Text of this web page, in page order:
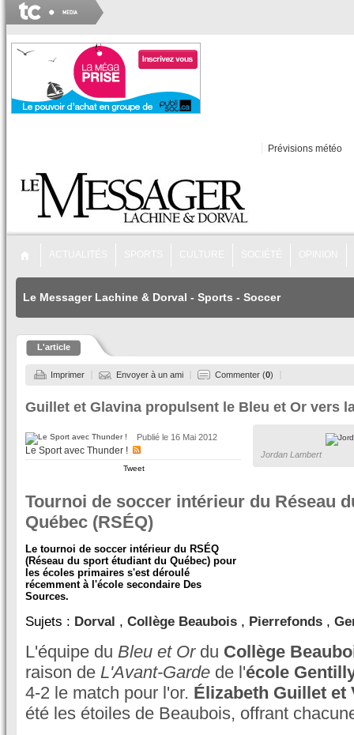
Prévisions météo
Le Messager Lachine & Dorval - Sports - Soccer
L'article
Imprimer Envoyer à un ami Commenter (0)
Guillet et Glavina propulsent le Bleu et Or vers
Jordan Lambert
Publié le 16 Mai 2012
Le Sport avec Thunder !
Tweet
Tournoi de soccer intérieur du Réseau
Québec (RSÉQ)
Le tournoi de soccer intérieur du RSÉQ
(Réseau du sport étudiant du Québec) pour
les écoles primaires s'est déroulé
récemment à l'école secondaire Des
Sources.
Sujets : Dorval , Collège Beaubois , Pierrefonds ,
L'équipe du Bleu et Ordu Collège
raison de L'Avant-Garde de l'école
4-2 le match pour l'or. Élizabeth Guillet et
été les étoiles de Beaubois, offrant